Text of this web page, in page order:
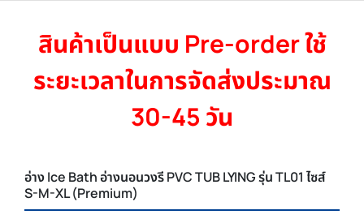
สินค้าเป็นแบบ Pre-order ใช้
ระยะเวลาในการจัดส่งประมาณ
30-45 วัน
อ่าง Ice Bath อ่างนอนวงรี PVC TUB LYING รุ่น TL01 ไซส์
S-M-XL (Premium)